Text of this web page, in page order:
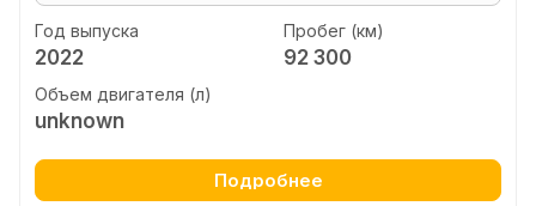
Год выпуска
2022
Пробег (км)
92 300
Объем двигателя (л)
unknown
Подробнее